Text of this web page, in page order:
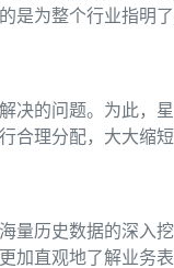
是为整个行业指明了
的问题。为此，
理分配，大大缩
量历史数据的深入
直观地了解业务